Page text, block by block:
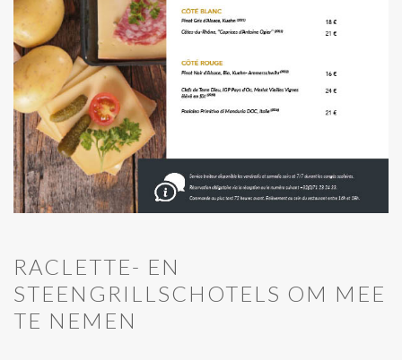
RACLETTE- EN
STEENGRILLSCHOTELS OM MEE
TE NEMEN